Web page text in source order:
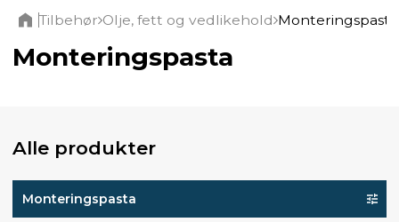
Tilbehør Olje, fett og vedlikehold Monteringspasta
Monteringspasta
Alle produkter
Monteringspasta